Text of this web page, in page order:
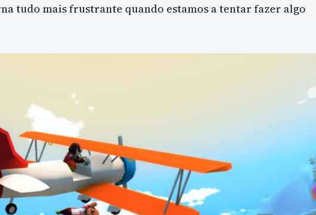
tudo mais frustrante quando estamos a tentar fazer algo